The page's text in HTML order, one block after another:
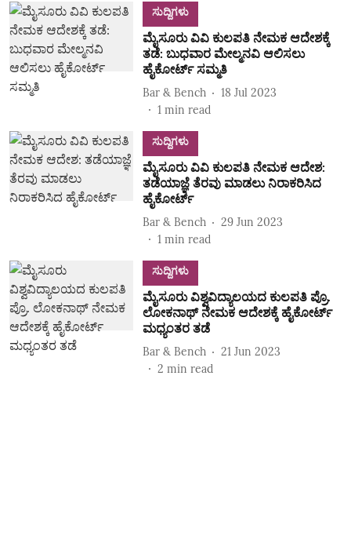
ಸುದ್ದಿಗಳು
ಮೈಸೂರು ವಿವಿ ಕುಲಪತಿ ನೇಮಕ ಆದೇಶಕ್ಕೆ
ತಡೆ: ಬುಧವಾರ ಮೇಲ್ಮನವಿ ಆಲಿಸಲು
ಹೈಕೋರ್ಟ್‌ ಸಮ್ಮತಿ
Bar & Bench
18 Jul 2023
1 min read
ಸುದ್ದಿಗಳು
ಮೈಸೂರು ವಿವಿ ಕುಲಪತಿ ನೇಮಕ ಆದೇಶ:
ತಡೆಯಾಜ್ಞೆ ತೆರವು ಮಾಡಲು ನಿರಾಕರಿಸಿದ
ಹೈಕೋರ್ಟ್‌
Bar & Bench
29 Jun 2023
1 min read
ಸುದ್ದಿಗಳು
ಮೈಸೂರು ವಿಶ್ವವಿದ್ಯಾಲಯದ ಕುಲಪತಿ ಪ್ರೊ.
ಲೋಕನಾಥ್ ನೇಮಕ ಆದೇಶಕ್ಕೆ ಹೈಕೋರ್ಟ್‌
ಮಧ್ಯಂತರ ತಡೆ
Bar & Bench
21 Jun 2023
2 min read